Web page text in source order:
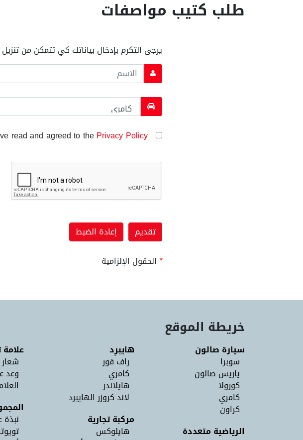
طلب كتيب مواصفات
يرجى التكرم بإدخال بياناتك كي تتمكن من
I have read and agreed to the
Privacy Policy
* الحقول الإلزامية
خريطة الموقع
سيارة صالون
سوبرا
ياريس صالون
كورولا
كامري
كراون
الرياضية متعددة
هايبرِد
راف فور
كامري
هايلاندر
لاند كروزر الهايبرد
مركبة تجارية
هايلوكس
علامة
شعار
وعد